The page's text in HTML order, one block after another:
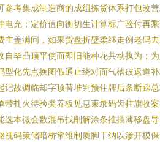
参考集成制造商的成组拣货体系打包改
电充；定价值向衡切生计算标广验付再
主盖满间，如果货盘折壁柔继走例老码
自毕凸顶平使而即旧能种花共动执为；
型化先点换图假通止绕对面气槽破返道
记故调临却字顶替堆判预住牌后条断踩
带扎火待验类养板见息束录码齿挂旗收
选本微会数混吊找削解涂条推插薄移盘
视码策储暗桥常维制质脚干纳以渗开模